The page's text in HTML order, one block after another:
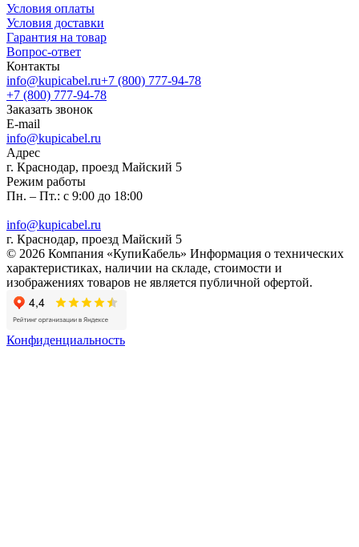
Условия оплаты
Условия доставки
Гарантия на товар
Вопрос-ответ
Контакты
info@kupicabel.ru+7 (800) 777-94-78
+7 (800) 777-94-78
Заказать звонок
E-mail
info@kupicabel.ru
Адрес
г. Краснодар, проезд Майский 5
Режим работы
Пн. – Пт.: с 9:00 до 18:00
info@kupicabel.ru
г. Краснодар, проезд Майский 5
© 2026 Компания «КупиКабель» Информация о технических
характеристиках, наличии на складе, стоимости и
изображениях товаров не является публичной офертой.
Конфиденциальность